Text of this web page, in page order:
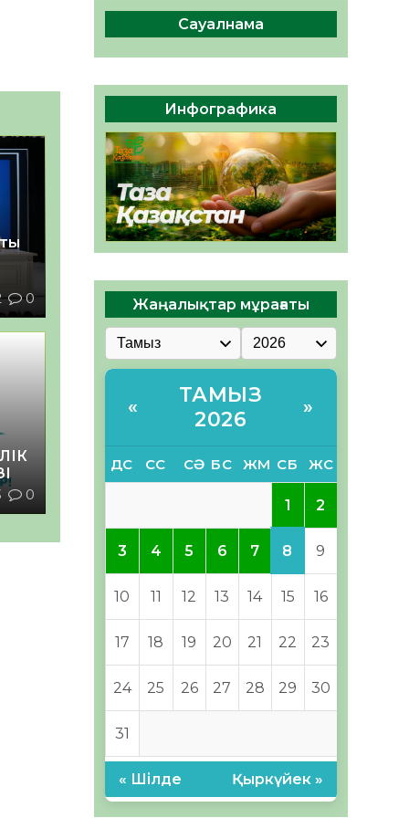
0
0
Руслан Рүстемұлы облыс
әкімінің кеңесшісі болып
тағайындалды
05.08.2026
44 0
Сауалнама
Инфографика
Жаңалықтар мұрағаты
«
ТАМЫЗ
2026
»
ДС СС СӘ БС ЖМ СБ ЖС
1 2
3 4 5 6 7 8 9
10 11 12 13 14 15 16
17 18 19 20 21 22 23
24 25 26 27 28 29 30
31
« Шілде Қыркүйек »